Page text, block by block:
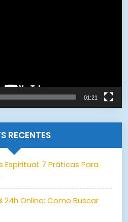
01:21
RECENTES
7 Práticas Para
Online: Como Buscar